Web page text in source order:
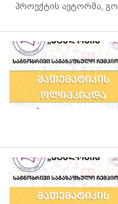
პროექტის ავტორმა,